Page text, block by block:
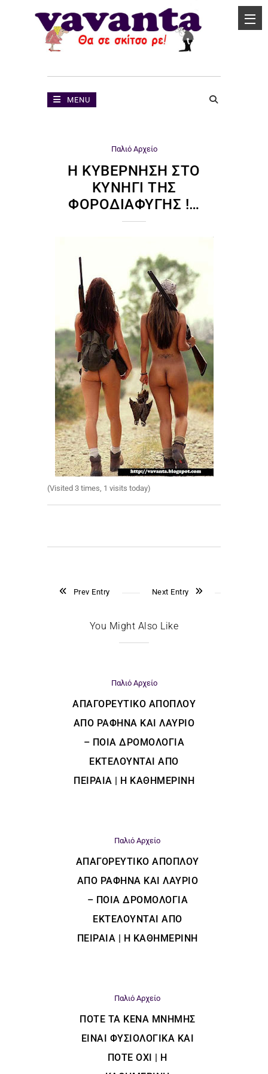
MENU
Παλιό Αρχείο
Η ΚΥΒΈΡΝΗΣΗ ΣΤΟ
ΚΥΝΉΓΙ ΤΗΣ
ΦΟΡΟΔΙΑΦΥΓΉΣ !…
(Visited 3 times, 1 visits today)
Prev Entry Next Entry
You Might Also Like
Παλιό Αρχείο
ΑΠΑΓΟΡΕΥΤΙΚΌ ΑΠΌΠΛΟΥ
ΑΠΌ ΡΑΦΉΝΑ ΚΑΙ ΛΑΎΡΙΟ
– ΠΟΙΑ ΔΡΟΜΟΛΌΓΙΑ
ΕΚΤΕΛΟΎΝΤΑΙ ΑΠΌ
ΠΕΙΡΑΙΆ | Η ΚΑΘΗΜΕΡΙΝΗ
Παλιό Αρχείο
ΑΠΑΓΟΡΕΥΤΙΚΌ ΑΠΌΠΛΟΥ
ΑΠΌ ΡΑΦΉΝΑ ΚΑΙ ΛΑΎΡΙΟ
– ΠΟΙΑ ΔΡΟΜΟΛΌΓΙΑ
ΕΚΤΕΛΟΎΝΤΑΙ ΑΠΌ
ΠΕΙΡΑΙΆ | Η ΚΑΘΗΜΕΡΙΝΗ
Παλιό Αρχείο
ΠΌΤΕ ΤΑ ΚΕΝΆ ΜΝΉΜΗΣ
ΕΊΝΑΙ ΦΥΣΙΟΛΟΓΙΚΆ ΚΑΙ
ΠΌΤΕ ΌΧΙ | Η